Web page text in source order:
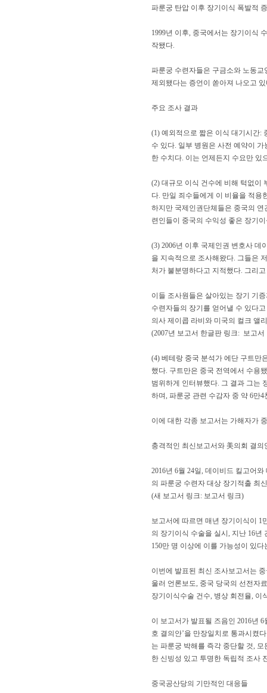
파룬궁 탄압 이후 장기이식 폭발적
1999년 이후, 중국에서는 장기이식
작됐다.
파룬궁 수련자들은 구금소와 노동
제외됐다는 증언이 쏟아져 나오고
주요 조사 결과
(1) 예외적으로 짧은 이식 대기시간:
수 있다. 일부 병원은 사전 예약이
한 수치다. 이는 언제든지 수요만 있
(2) 대규모 이식 건수에 비해 턱없이
다. 만일 죄수들에게 이 비율을 적용
하지만 국제인권단체들은 중국의
련인들이 중국의 수익성 좋은 장기
(3) 2006년 이후 국제인권 변호사
을 지속적으로 조사해왔다. 그들은
처가 불분명하다고 지적했다. 그리
이들 조사원들은 살아있는 장기 기
수련자들의 장기를 얻어낼 수 있다
의사 제이콥 라비와 미국의 컬크 앨
(2007년 보고서 한글판 링크: 보고서
(4) 베테랑 중국 분석가 에단 구트만
했다. 구트만은 중국 전역에서 수용
범위하게 인터뷰했다. 그 결과 그는
하며, 파룬궁 관련 수감자 중 약 6만
이에 대한 각종 보고서는 가해자가
충격적인 최신보고서와 美의회 결의
2016년 6월 24일, 데이비드 킬고어
의 파룬궁 수련자 대상 장기적출 최
(새 보고서 링크: 보고서 링크)
보고서에 따르면 매년 장기이식이 1
의 장기이식 수술을 실시, 지난 16년
150만 명 이상에 이를 가능성이 있
이번에 발표된 최신 조사보고서는
울러 언론보도, 중국 당국의 선전자
장기이식수술 건수, 병상 회전율, 이
이 보고서가 발표될 즈음인 2016년
호 결의안’을 만장일치로 통과시켰
는 파룬궁 박해를 즉각 중단할 것,
한 신빙성 있고 투명한 독립적 조사
중국공산당의 기만적인 대응들